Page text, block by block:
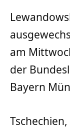
am
der
Bayern